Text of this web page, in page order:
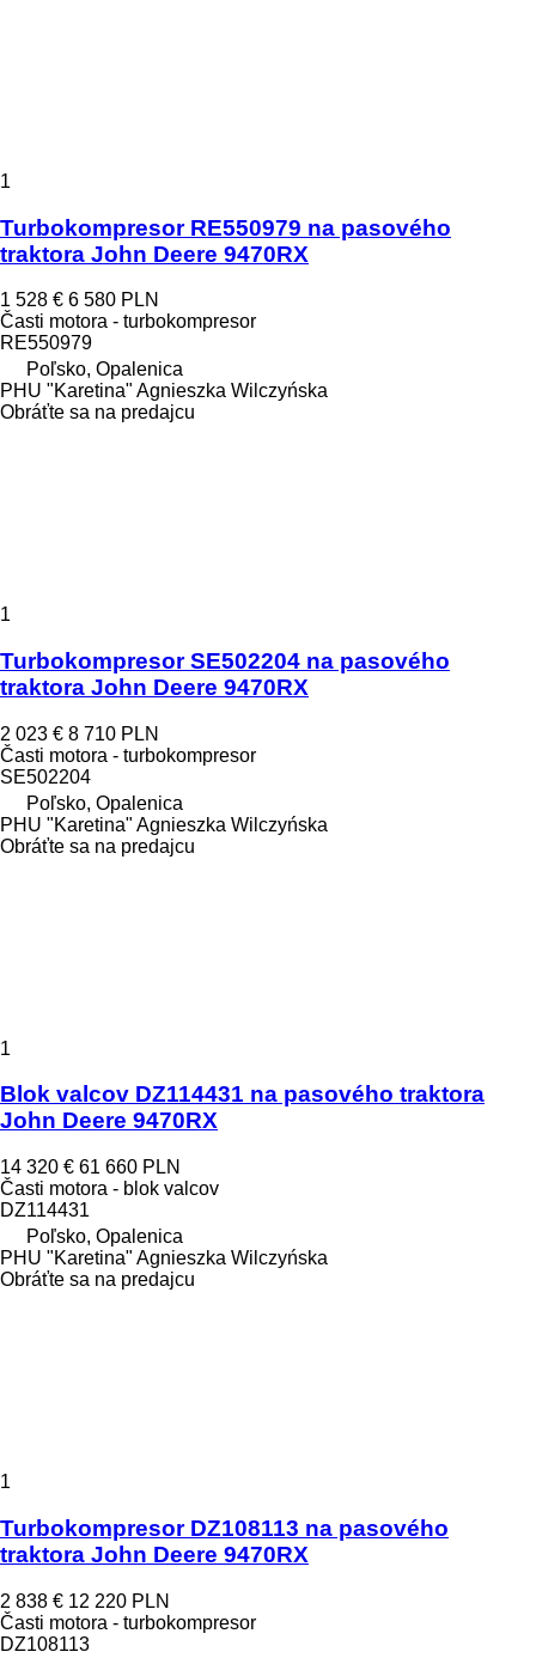
1
Turbokompresor RE550979 na pasového
traktora John Deere 9470RX
1 528 € 6 580 PLN
Časti motora - turbokompresor
RE550979
Poľsko, Opalenica
PHU "Karetina" Agnieszka Wilczyńska
Obráťte sa na predajcu
1
Turbokompresor SE502204 na pasového
traktora John Deere 9470RX
2 023 € 8 710 PLN
Časti motora - turbokompresor
SE502204
Poľsko, Opalenica
PHU "Karetina" Agnieszka Wilczyńska
Obráťte sa na predajcu
1
Blok valcov DZ114431 na pasového traktora
John Deere 9470RX
14 320 € 61 660 PLN
Časti motora - blok valcov
DZ114431
Poľsko, Opalenica
PHU "Karetina" Agnieszka Wilczyńska
Obráťte sa na predajcu
1
Turbokompresor DZ108113 na pasového
traktora John Deere 9470RX
2 838 € 12 220 PLN
Časti motora - turbokompresor
DZ108113